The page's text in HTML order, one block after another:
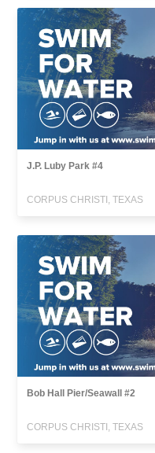
J.P. Luby Park #4
CORPUS CHRISTI, TEXAS
Bob Hall Pier/Seawall #2
CORPUS CHRISTI, TEXAS